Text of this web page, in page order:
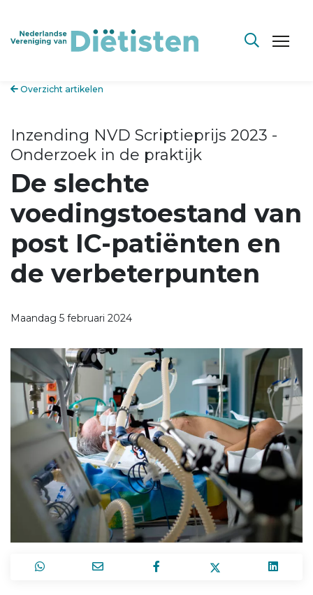
Overzicht artikelen
Inzending NVD Scriptieprijs 2023 -
Onderzoek in de praktijk
De slechte
voedingstoestand van
post IC-patiënten en
de verbeterpunten
Maandag 5 februari 2024